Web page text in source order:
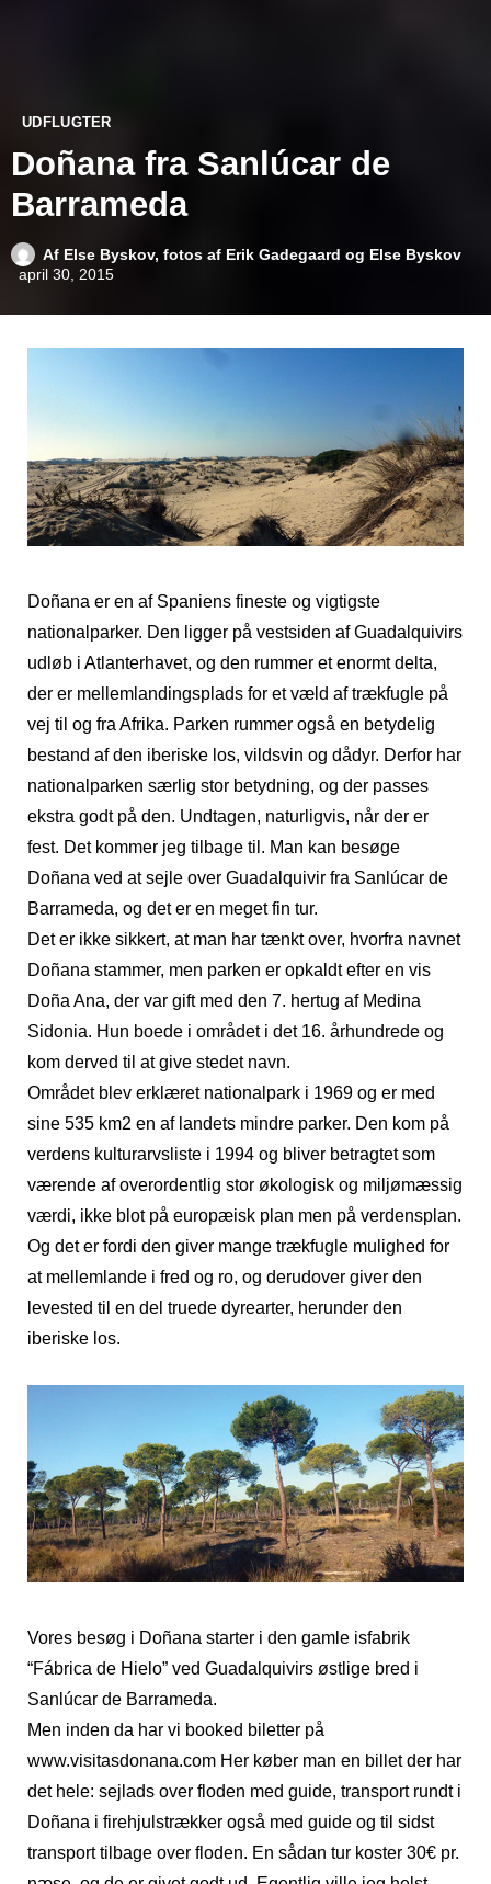
UDFLUGTER
Doñana fra Sanlúcar de
Barrameda
Af Else Byskov, fotos af Erik Gadegaard og Else Byskov
april 30, 2015
Doñana er en af Spaniens fineste og vigtigste
nationalparker. Den ligger på vestsiden af Guadalquivirs
udløb i Atlanterhavet, og den rummer et enormt delta,
der er mellemlandingsplads for et væld af trækfugle på
vej til og fra Afrika. Parken rummer også en betydelig
bestand af den iberiske los, vildsvin og dådyr. Derfor har
nationalparken særlig stor betydning, og der passes
ekstra godt på den. Undtagen, naturligvis, når der er
fest. Det kommer jeg tilbage til. Man kan besøge
Doñana ved at sejle over Guadalquivir fra Sanlúcar de
Barrameda, og det er en meget fin tur.
Det er ikke sikkert, at man har tænkt over, hvorfra navnet
Doñana stammer, men parken er opkaldt efter en vis
Doña Ana, der var gift med den 7. hertug af Medina
Sidonia. Hun boede i området i det 16. århundrede og
kom derved til at give stedet navn.
Området blev erklæret nationalpark i 1969 og er med
sine 535 km2 en af landets mindre parker. Den kom på
verdens kulturarvsliste i 1994 og bliver betragtet som
værende af overordentlig stor økologisk og miljømæssig
værdi, ikke blot på europæisk plan men på verdensplan.
Og det er fordi den giver mange trækfugle mulighed for
at mellemlande i fred og ro, og derudover giver den
levested til en del truede dyrearter, herunder den
iberiske los.
Vores besøg i Doñana starter i den gamle isfabrik
“Fábrica de Hielo” ved Guadalquivirs østlige bred i
Sanlúcar de Barrameda.
Men inden da har vi booked biletter på
www.visitasdonana.com Her køber man en billet der har
det hele: sejlads over floden med guide, transport rundt i
Doñana i firehjulstrækker også med guide og til sidst
transport tilbage over floden. En sådan tur koster 30€ pr.